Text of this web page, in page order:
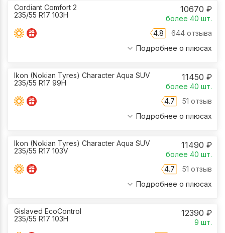
Cordiant Comfort 2
235/55 R17 103H
10670 ₽
более 40 шт.
4.8
644 отзыва
Подробнее о плюсах
Ikon (Nokian Tyres) Character Aqua SUV
235/55 R17 99H
11450 ₽
более 40 шт.
4.7
51 отзыв
Подробнее о плюсах
Ikon (Nokian Tyres) Character Aqua SUV
235/55 R17 103V
11490 ₽
более 40 шт.
4.7
51 отзыв
Подробнее о плюсах
Gislaved EcoControl
235/55 R17 103H
12390 ₽
9 шт.